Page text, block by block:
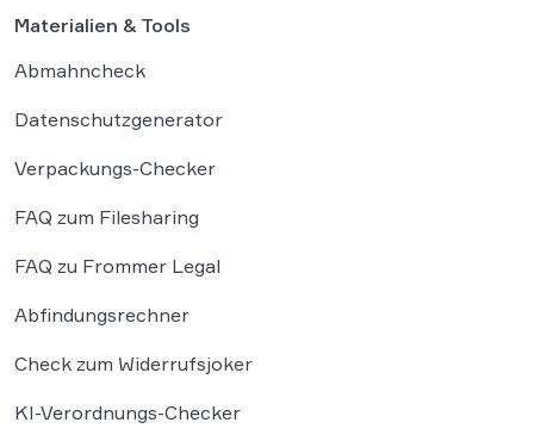
Materialien & Tools
Abmahncheck
Datenschutzgenerator
Verpackungs-Checker
FAQ zum Filesharing
FAQ zu Frommer Legal
Abfindungsrechner
Check zum Widerrufsjoker
KI-Verordnungs-Checker